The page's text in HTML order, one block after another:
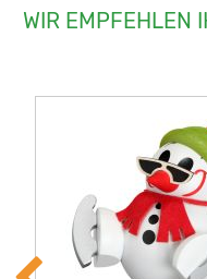
WIR EMPFEHLEN